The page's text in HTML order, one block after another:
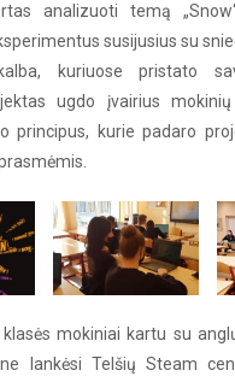
analizuoti temą
susijusius su
kuriuose pristato
ugdo įvairius
principus, kurie padaro
mokiniai kartu su
lankėsi Telšių Steam